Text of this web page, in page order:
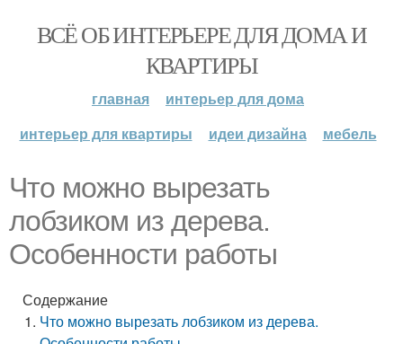
ВСЁ ОБ ИНТЕРЬЕРЕ ДЛЯ ДОМА И
КВАРТИРЫ
главная
интерьер для дома
интерьер для квартиры
идеи дизайна мебель
Что можно вырезать
лобзиком из дерева.
Особенности работы
Содержание
Что можно вырезать лобзиком из дерева.